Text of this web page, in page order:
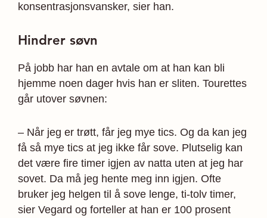
konsentrasjonsvansker, sier han.
Hindrer søvn
På jobb har han en avtale om at han kan bli
hjemme noen dager hvis han er sliten. Tourettes
går utover søvnen:
– Når jeg er trøtt, får jeg mye tics. Og da kan jeg
få så mye tics at jeg ikke får sove. Plutselig kan
det være fire timer igjen av natta uten at jeg har
sovet. Da må jeg hente meg inn igjen. Ofte
bruker jeg helgen til å sove lenge, ti-tolv timer,
sier Vegard og forteller at han er 100 prosent